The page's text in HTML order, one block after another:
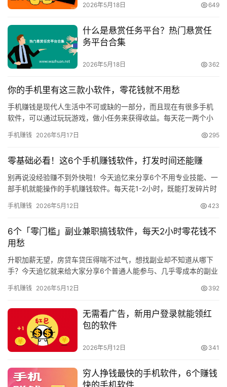
手
P
P
2026年5月18日 649
什么是悬赏任务平台？热门悬赏任
务平台合集
2026年5月18日 362
你的手机里有这三款小软件，零花钱就不用愁
手机赚钱是现代人生活中不可或缺的一部分，而且现在有很多手机
软件，可以通过玩玩游戏，做小任务来获得收益。每天花一两个小
软…
手机赚钱 2026年5月17日 295
零基础必看！这6个手机赚钱软件，打发时间还能赚
别再说没经验赚不到外快啦！今天追忆来分享6个不用专业技能、一
部手机就能操作的手机赚钱软件。每天花1-2小时，既能打发碎片时
手机赚钱 2026年5月12日 423
6个「零门槛」副业兼职搞钱软件，每天2小时零花钱不
用愁
升职加薪无望，房贷车贷压得喘不过气，想找副业却不知道从哪下
手？今天追忆就来给大家分享6个普通人能参与、几乎零成本的副业
帮…
手机赚钱 2026年5月12日 392
无需看广告，新用户登录就能领红
包的软件
2026年5月12日 341
穷人挣钱最快的手机软件，6个赚钱
快的手机软件